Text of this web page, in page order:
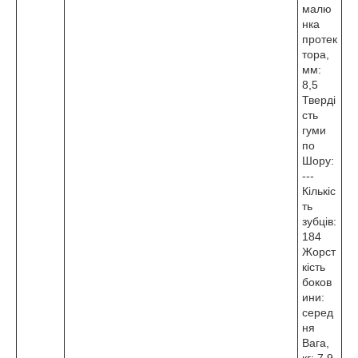
малю
нка
протек
тора,
мм:
8,5
Тверді
сть
гуми
по
Шору:
---
Кількіс
ть
зубців:
184
Жорст
кість
боков
ини:
серед
ня
Вага,